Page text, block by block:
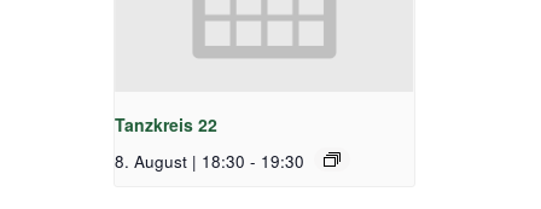
Tanzkreis 22
8. August | 18:30 - 19:30